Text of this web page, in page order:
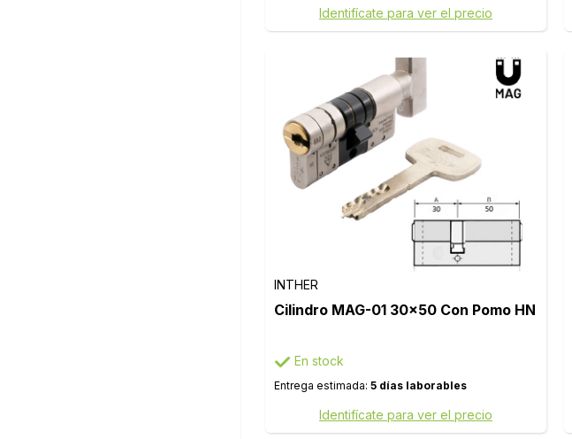
Identifícate para ver el precio
INTHER
Cilindro MAG-01 30x50 Con Pomo HN
En stock
Entrega estimada: 5 días laborables
Identifícate para ver el precio